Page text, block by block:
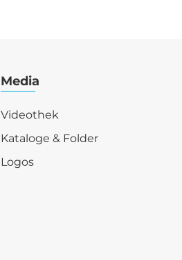
Media
Videothek
Kataloge & Folder
Logos